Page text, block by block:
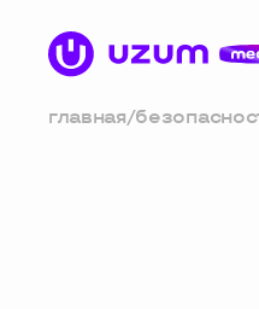
главная/